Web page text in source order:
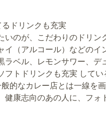
ドリンクも充実
いのが、こだわりのドリ
イ（アルコール）などのイ
ラベル、レモンサワー、
フトドリンクも充実 して
的なカレー店とは一線を
健康志向のあの人に、フォ